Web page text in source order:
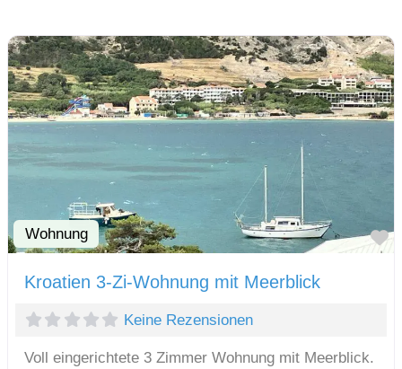
Wohnung
Kroatien 3-Zi-Wohnung mit Meerblick
Keine Rezensionen
Voll eingerichtete 3 Zimmer Wohnung mit Meerblick.